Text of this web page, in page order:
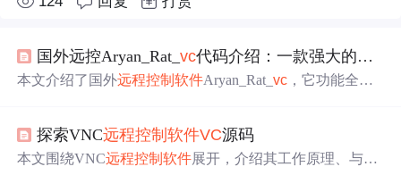
国外远控Aryan_Rat_vc代码介绍：一款强大的远程
本文介绍了国外远程控制软件Aryan_Rat_vc ，它功能全
计等特点。应用场景广泛，如远程办公、系统维护等。使
用时需合法合规，保护隐私和安全。
探索VNC远程控制软件VC源码
本文围绕VNC远程控制软件展开，介绍其工作原理、与其